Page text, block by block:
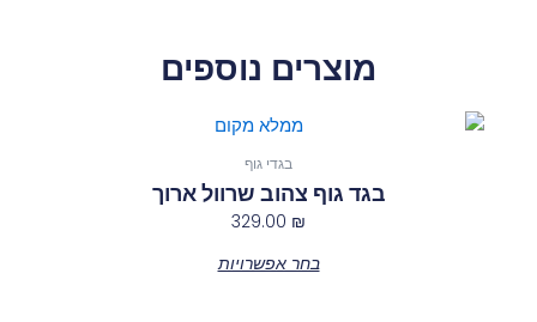
מוצרים נוספים
בגדי גוף
בגד גוף צהוב שרוול ארוך
329.00 ₪
בחר אפשרויות
למוצר
יש
ניתן